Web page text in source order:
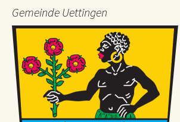
Gemeinde Uettingen